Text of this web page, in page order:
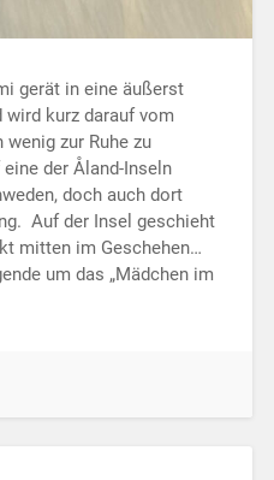
gerät in eine äußerst
kurz darauf vom
zur Ruhe zu
der Åland-Inseln
doch auch dort
Auf der Insel geschieht
mitten im Geschehen…
um das „Mädchen im